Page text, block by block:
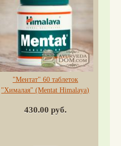
"Ментат" 60 таблеток
"Хималая" (Mentat Himalaya)
430.00 руб.